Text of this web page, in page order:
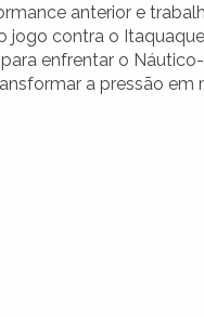
anterior e
jogo contra o
enfrentar o
a pressão